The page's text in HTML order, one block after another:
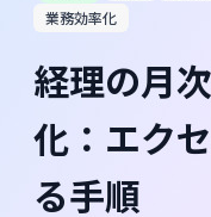
業務効率化
経理の月
化：エク
る手順